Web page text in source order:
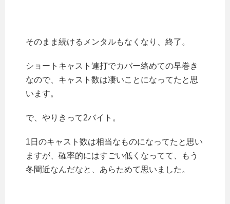
そのまま続けるメンタルもなくなり、終了。
ショートキャスト連打でカバー絡めての早巻き
なので、キャスト数は凄いことになってたと思
います。
で、やりきって2バイト。
1日のキャスト数は相当なものになってたと思い
ますが、確率的にはすごい低くなってて、もう
冬間近なんだなと、あらためて思いました。